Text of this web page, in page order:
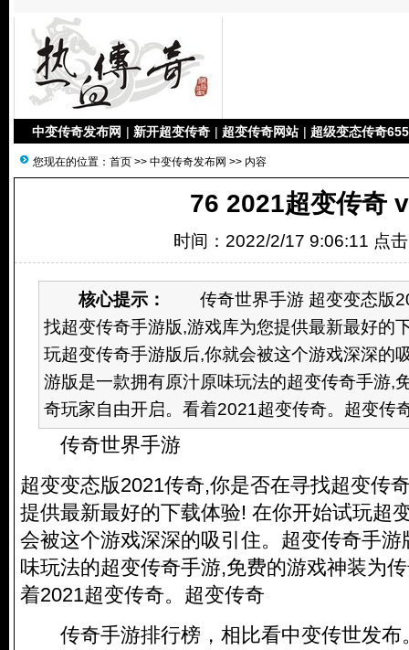
中变传奇发布网 | 新开超变传奇 | 超变传奇网站 | 超级变态传奇
您现在的位置： 首页 >> 中变传奇发布网 >> 内容
76 2021超变传奇
时间：2022/2/17 9:06:11 点
核心提示：
传奇世界手游 超变变态版
找超变传奇手游版,游戏库为您提供最新最好的
玩超变传奇手游版后,你就会被这个游戏深深的
游版是一款拥有原汁原味玩法的超变传奇手游,
奇玩家自由开启。看着2021超变传奇。超
传奇世界手游
超变变态版2021传奇,你是否在寻找超变传
提供最新最好的下载体验! 在你开始试玩超
会被这个游戏深深的吸引住。超变传奇手
味玩法的超变传奇手游,免费的游戏神装为
着2021超变传奇。超变传奇
传奇手游排行榜，相比看中变传世发布